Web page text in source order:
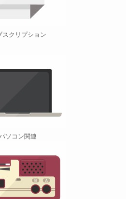
スクリプション
ソコン関連